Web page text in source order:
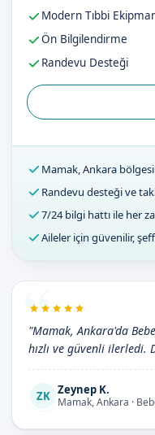
Modern Tıbbi
Ön Bilgilendirme
Randevu Desteği
Mamak, Ankara
Randevu desteği ve
7/24 bilgi hattı ile her
Aileler için güvenilir,
"Mamak, Ankara'da
hızlı ve güvenli
ZK Zeynep K.
Mamak, Ankara ·